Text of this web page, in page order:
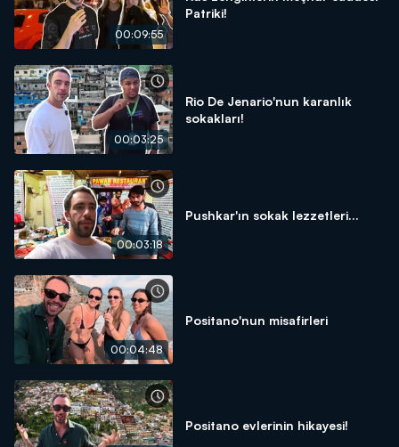
00:09:55
Patriki!
00:03:25
Rio De Jenario'nun karanlık
sokakları!
00:03:18
Pushkar'ın sokak lezzetleri...
00:04:48
Positano'nun misafirleri
Positano evlerinin hikayesi!